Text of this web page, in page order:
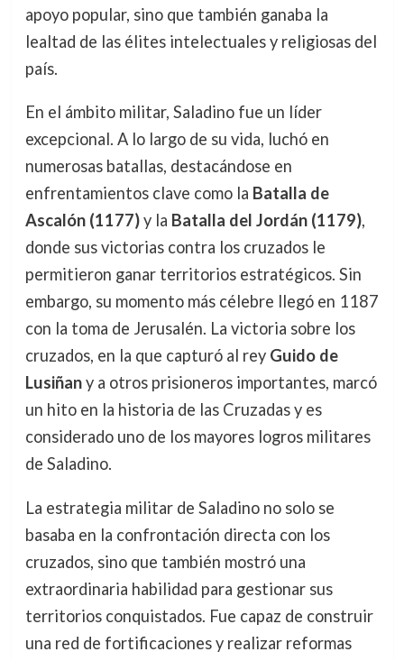
apoyo popular, sino que también ganaba la
lealtad de las élites intelectuales y religiosas del
país.
En el ámbito militar, Saladino fue un líder
excepcional. A lo largo de su vida, luchó en
numerosas batallas, destacándose en
enfrentamientos clave como la Batalla de
Ascalón (1177)y la Batalla del Jordán (1179),
donde sus victorias contra los cruzados le
permitieron ganar territorios estratégicos. Sin
embargo, su momento más célebre llegó en 1187
con la toma de Jerusalén. La victoria sobre los
cruzados, en la que capturó al rey Guido de
Lusiñany a otros prisioneros importantes, marcó
un hito en la historia de las Cruzadas y es
considerado uno de los mayores logros militares
de Saladino.
La estrategia militar de Saladino no solo se
basaba en la confrontación directa con los
cruzados, sino que también mostró una
extraordinaria habilidad para gestionar sus
territorios conquistados. Fue capaz de construir
una red de fortificaciones y realizar reformas